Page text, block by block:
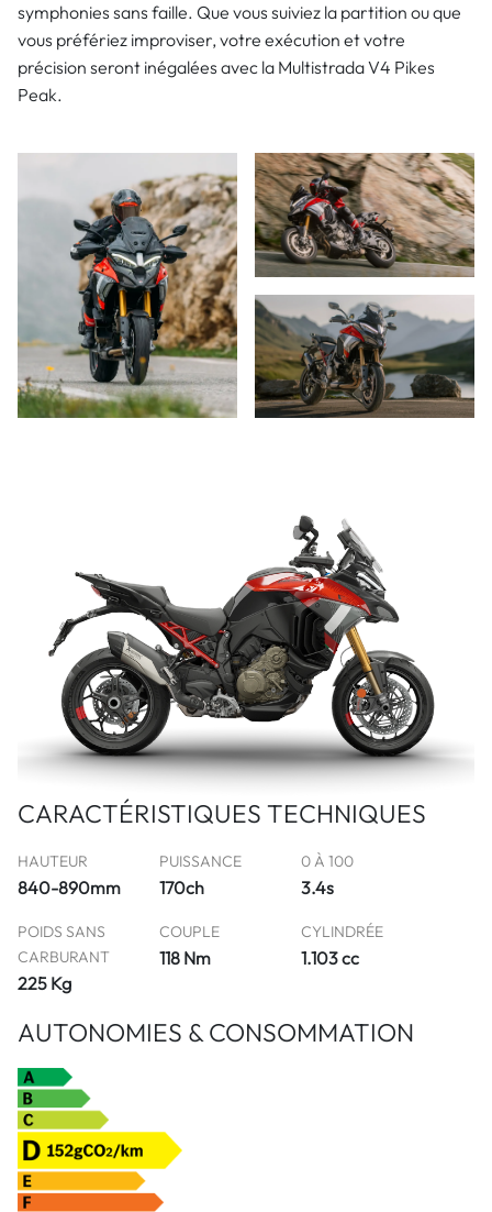
symphonies sans faille. Que vous suiviez la partition ou que
vous préfériez improviser, votre exécution et votre
précision seront inégalées avec la Multistrada V4 Pikes
Peak.
CARACTÉRISTIQUES TECHNIQUES
HAUTEUR
840-890mm
PUISSANCE
170ch
0 À 100
3.4s
POIDS SANS
CARBURANT
225 Kg
COUPLE
118 Nm
CYLINDRÉE
1.103 cc
AUTONOMIES & CONSOMMATION